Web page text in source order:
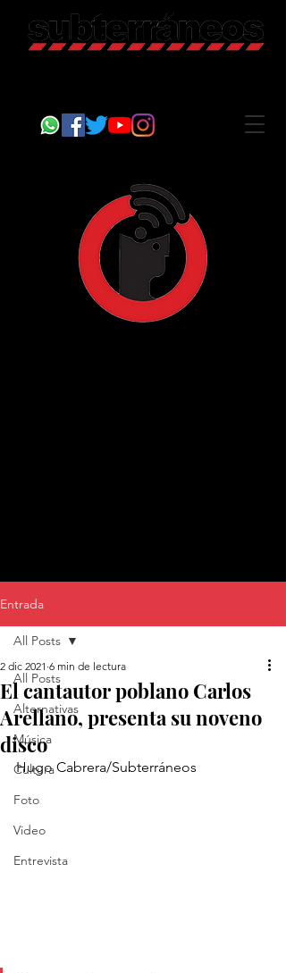
Entrada
All Posts
Alternativas
Música
Cultura
Foto
Video
Entrevista
All Posts
El cantautor poblano Carlos
Arellano, presenta su noveno
disco
2 dic 2021 6 min de lectura
Hugo Cabrera/Subterráneos